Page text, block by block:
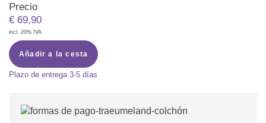
Precio
€ 69,90
incl. 20% IVA.
Añadir a la cesta
Plazo de entrega 3-5 días